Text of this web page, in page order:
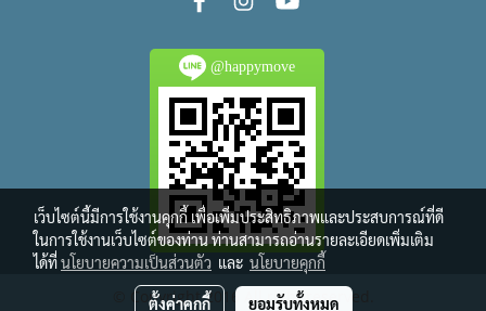
@happymove
© Copyright 2016 All right reserved.
เว็บไซต์นี้มีการใช้งานคุกกี้ เพื่อเพิ่มประสิทธิภาพและประสบการณ์ที่ดี
ในการใช้งานเว็บไซต์ของท่าน ท่านสามารถอ่านรายละเอียดเพิ่มเติม
ได้ที่นโยบายความเป็นส่วนตัว และ นโยบายคุกกี้
ตั้งค่าคุกกี้ ยอมรับทั้งหมด